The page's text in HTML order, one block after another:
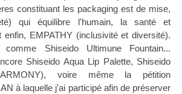
constituant les packaging est de mise,
qui équilibre l'humain, la santé et
enfin, EMPATHY (inclusivité et diversité).
Shiseido Ultimune Fountain...
Shiseido Aqua Lip Palette, Shiseido
voire même la pétition
à laquelle j'ai participé afin de préserver